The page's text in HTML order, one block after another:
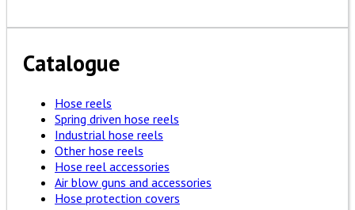
Catalogue
Hose reels
Spring driven hose reels
Industrial hose reels
Other hose reels
Hose reel accessories
Air blow guns and accessories
Hose protection covers